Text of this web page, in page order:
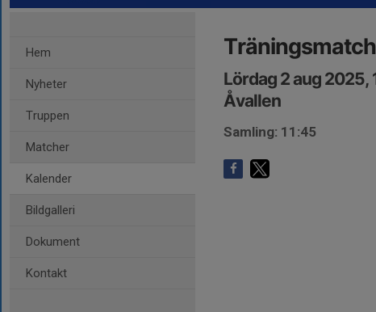
Hem
Nyheter
Truppen
Matcher
Kalender
Bildgalleri
Dokument
Kontakt
Lördag 2 aug 2025,
Åvallen
Samling: 11:45